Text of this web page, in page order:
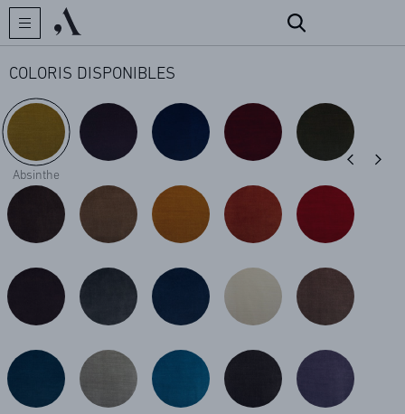
CRÉATEUR
COLLECTIONS
ARCHIVES
CONTACT
COLORIS DISPONIBLES
Absinthe